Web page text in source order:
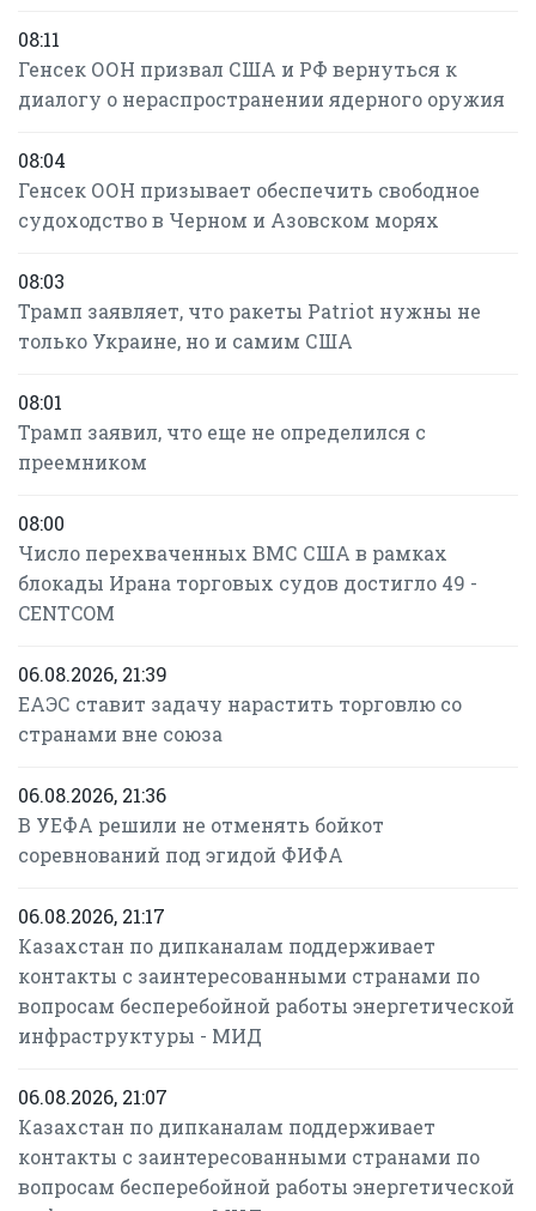
08:11
Генсек ООН призвал США и РФ вернуться к
диалогу о нераспространении ядерного оружия
08:04
Генсек ООН призывает обеспечить свободное
судоходство в Черном и Азовском морях
08:03
Трамп заявляет, что ракеты Patriot нужны не
только Украине, но и самим США
08:01
Трамп заявил, что еще не определился с
преемником
08:00
Число перехваченных ВМС США в рамках
блокады Ирана торговых судов достигло 49 -
CENTCOM
06.08.2026, 21:39
ЕАЭС ставит задачу нарастить торговлю со
странами вне союза
06.08.2026, 21:36
В УЕФА решили не отменять бойкот
соревнований под эгидой ФИФА
06.08.2026, 21:17
Казахстан по дипканалам поддерживает
контакты с заинтересованными странами по
вопросам бесперебойной работы энергетической
инфраструктуры - МИД
06.08.2026, 21:07
Казахстан по дипканалам поддерживает
контакты с заинтересованными странами по
вопросам бесперебойной работы энергетической